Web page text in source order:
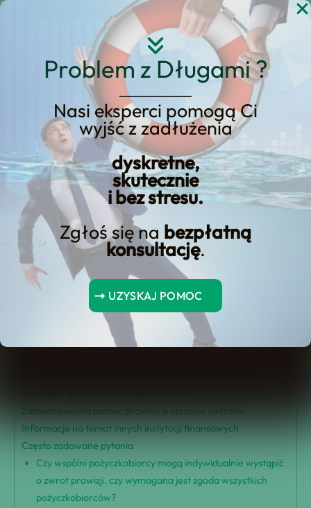
Problem z Długami ?
Nasi eksperci pomogą Ci
wyjść z zadłużenia
dyskretne,
skutecznie
i bez stresu.
Zgłoś się na bezpłatną
konsultację.
UZYSKAJ POMOC
Przejdź
Odblokowanie zwrotów
prowizji: BNP Paribas
ujawnia proces
Spis Treści
Kryteria kwalifikowalności do zwrotów prowizji
Typy pożyczek uprawnionych do zwrotu
Proces uzyskiwania zwrotów
Zaawansowana pomoc prawna w sprawie zwrotów
Informacje na temat innych instytucji finansowych
Często zadawane pytania
Czy wspólni pożyczkobiorcy mogą indywidualnie wystąpić
o zwrot prowizji, czy wymagana jest zgoda wszystkich
pożyczkobiorców?